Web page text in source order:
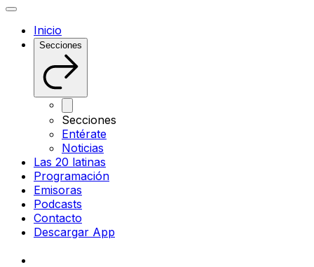
Inicio
Secciones
Secciones
Entérate
Noticias
Las 20 latinas
Programación
Emisoras
Podcasts
Contacto
Descargar App